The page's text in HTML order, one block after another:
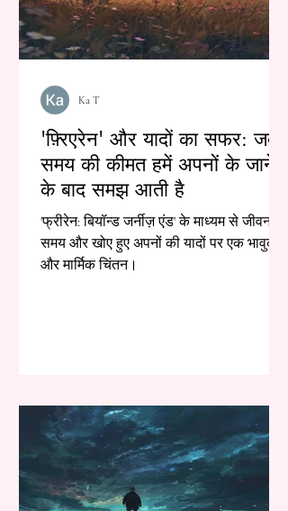
'फ़्रिएरेन' और यादों का सफर: जब
समय की कीमत हमें अपनों के जाने
के बाद समझ आती है
'फ्रीरेन: बियॉन्ड जर्नीज़ एंड' के माध्यम से जीवन,
समय और खोए हुए अपनों की यादों पर एक भावुक
और मार्मिक चिंतन।
Ka T